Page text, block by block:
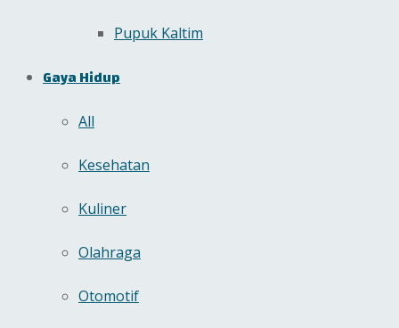
Pupuk Kaltim
Gaya Hidup
All
Kesehatan
Kuliner
Olahraga
Otomotif